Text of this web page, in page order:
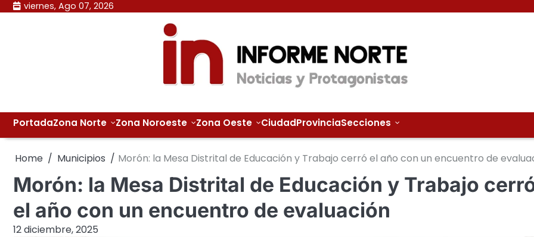
Skip viernes, Ago 07, 2026
PortadaZona Norte Zona Noroeste Zona Oeste CiudadProvinciaSecciones
Home Municipios Morón: la Mesa Distrital de Educación y Trabajo cerró el año con un encuentro de
Morón: la Mesa Distrital de Educación y Trabajo
el año con un encuentro de evaluación
12 diciembre, 2025